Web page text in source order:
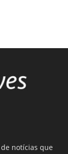
notícias que